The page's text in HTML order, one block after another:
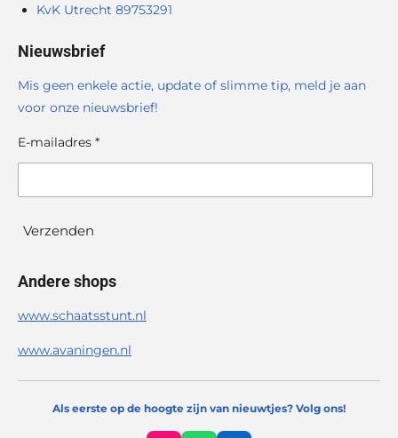
KvK Utrecht 89753291
Nieuwsbrief
Mis geen enkele actie, update of slimme tip, meld je aan
voor onze nieuwsbrief!
E-mailadres *
Verzenden
Andere shops
www.schaatsstunt.nl
www.avaningen.nl
Als eerste op de hoogte zijn van nieuwtjes? Volg ons!